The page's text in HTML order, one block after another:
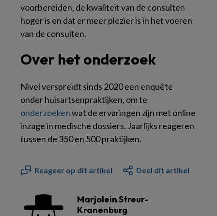
voorbereiden, de kwaliteit van de consulten
hoger is en dat er meer plezier is in het voeren
van de consulten.
Over het onderzoek
Nivel verspreidt sinds 2020 een enquête
onder huisartsenpraktijken, om te
onderzoekenwat de ervaringen zijn met online
inzage in medische dossiers. Jaarlijks reageren
tussen de 350 en 500 praktijken.
Reageer op dit artikel Deel dit artikel
Marjolein Streur-
Kranenburg